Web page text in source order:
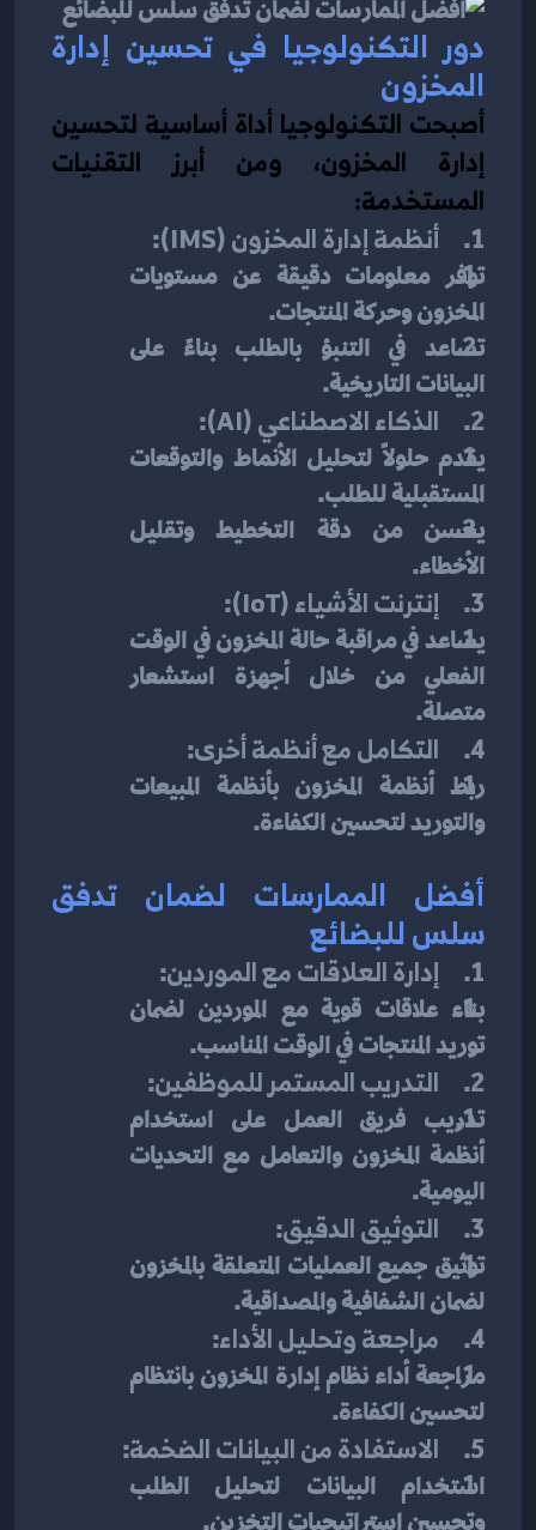
المخزون
المستخدمة:
1. أنظمة إدارة المخزون (IMS) :
المخزون وحركة المنتجات.
البيانات التاريخية.
2. الذكاء الاصطناعي (AI) :
المستقبلية للطلب.
الأخطاء.
3. إنترنت الأشياء (IoT) :
الفعلي من خلال أجهزة استشعار
متصلة.
4. التكامل مع أنظمة أخرى:
والتوريد لتحسين الكفاءة.
سلس للبضائع
1. إدارة العلاقات مع الموردين:
توريد المنتجات في الوقت المناسب.
2. التدريب المستمر للموظفين:
اليومية.
3. التوثيق الدقيق:
لضمان الشفافية والمصداقية.
4. مراجعة وتحليل الأداء:
لتحسين الكفاءة.
5. الاستفادة من البيانات الضخمة: